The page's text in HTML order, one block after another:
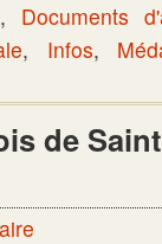
, Documents
, Infos,
de